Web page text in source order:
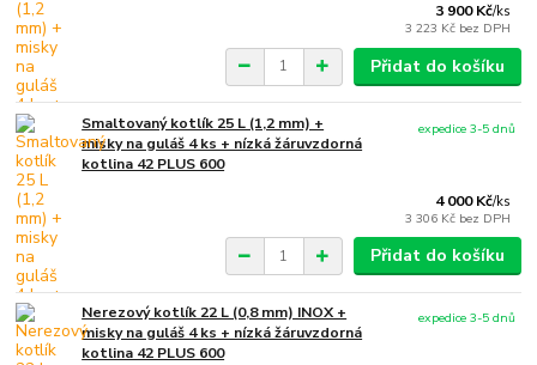
3 900 Kč/ks
3 223 Kč bez DPH
Přidat do košíku
Smaltovaný kotlík 25 L (1,2 mm) +
misky na guláš 4 ks + nízká žáruvzdorná
kotlina 42 PLUS 600
4 000 Kč/ks
3 306 Kč bez DPH
expedice 3-5 dnů
Přidat do košíku
Nerezový kotlík 22 L (0,8 mm) INOX +
misky na guláš 4 ks + nízká žáruvzdorná
kotlina 42 PLUS 600
expedice 3-5 dnů